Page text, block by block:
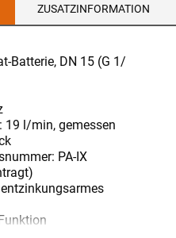
ZUSATZINFORMATION
Batterie, DN 15 (G 1/
19 l/min, gemessen
PA-IX